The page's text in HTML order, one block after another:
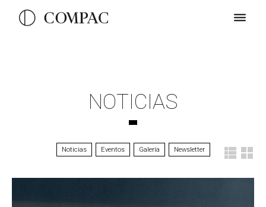
NOTICIAS
Noticias Eventos Galería Newsletter